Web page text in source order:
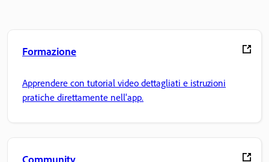
Formazione
Apprendere con tutorial video dettagliati e istruzioni
pratiche direttamente nell'app.
Community